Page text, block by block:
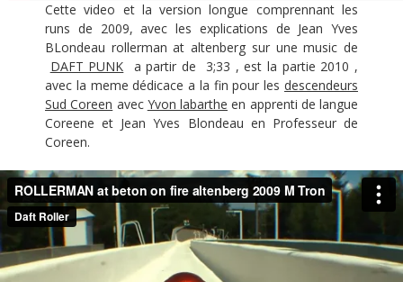
Cette video et la version longue comprennant les
runs de 2009, avec les explications de Jean Yves
BLondeau rollerman at altenberg sur une music de
DAFT PUNK a partir de 3;33 , est la partie 2010 ,
avec la meme dédicace a la fin pour les descendeurs
Sud Coreen avec Yvon labarthe en apprenti de langue
Coreene et Jean Yves Blondeau en Professeur de
Coreen.